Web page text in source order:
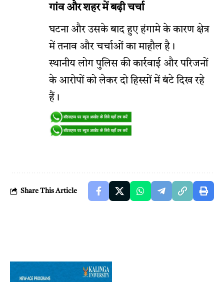
गांव और शहर में बढ़ी चर्चा
घटना और उसके बाद हुए हंगामे के कारण क्षेत्र
में तनाव और चर्चाओं का माहौल है।
स्थानीय लोग पुलिस की कार्रवाई और परिजनों
के आरोपों को लेकर दो हिस्सों में बंटे दिख रहे
हैं।
Share This Article